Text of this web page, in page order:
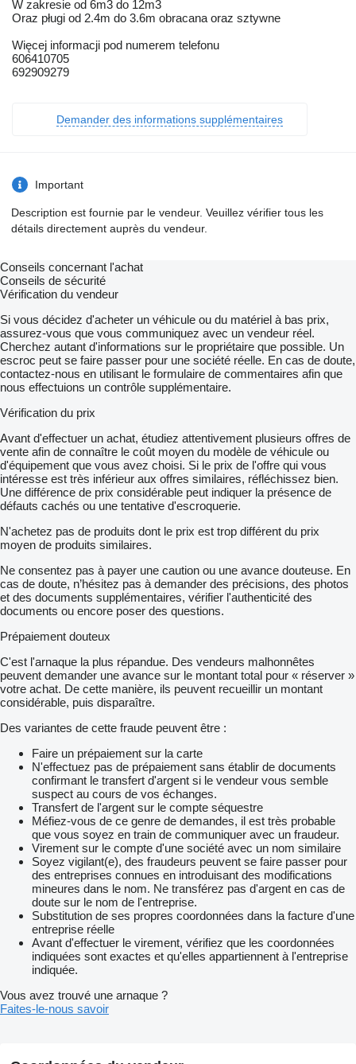
W zakresie od 6m3 do 12m3
Oraz pługi od 2.4m do 3.6m obracana oraz sztywne
Więcej informacji pod numerem telefonu
606410705
692909279
Demander des informations supplémentaires
Important
Description est fournie par le vendeur. Veuillez vérifier tous les
détails directement auprès du vendeur.
Conseils concernant l'achat
Conseils de sécurité
Vérification du vendeur
Si vous décidez d'acheter un véhicule ou du matériel à bas prix,
assurez-vous que vous communiquez avec un vendeur réel.
Cherchez autant d'informations sur le propriétaire que possible. Un
escroc peut se faire passer pour une société réelle. En cas de doute,
contactez-nous en utilisant le formulaire de commentaires afin que
nous effectuions un contrôle supplémentaire.
Vérification du prix
Avant d'effectuer un achat, étudiez attentivement plusieurs offres de
vente afin de connaître le coût moyen du modèle de véhicule ou
d'équipement que vous avez choisi. Si le prix de l'offre qui vous
intéresse est très inférieur aux offres similaires, réfléchissez bien.
Une différence de prix considérable peut indiquer la présence de
défauts cachés ou une tentative d'escroquerie.
N'achetez pas de produits dont le prix est trop différent du prix
moyen de produits similaires.
Ne consentez pas à payer une caution ou une avance douteuse. En
cas de doute, n’hésitez pas à demander des précisions, des photos
et des documents supplémentaires, vérifier l'authenticité des
documents ou encore poser des questions.
Prépaiement douteux
C'est l'arnaque la plus répandue. Des vendeurs malhonnêtes
peuvent demander une avance sur le montant total pour « réserver »
votre achat. De cette manière, ils peuvent recueillir un montant
considérable, puis disparaître.
Des variantes de cette fraude peuvent être :
Faire un prépaiement sur la carte
N'effectuez pas de prépaiement sans établir de documents
confirmant le transfert d'argent si le vendeur vous semble
suspect au cours de vos échanges.
Transfert de l'argent sur le compte séquestre
Méfiez-vous de ce genre de demandes, il est très probable
que vous soyez en train de communiquer avec un fraudeur.
Virement sur le compte d'une société avec un nom similaire
Soyez vigilant(e), des fraudeurs peuvent se faire passer pour
des entreprises connues en introduisant des modifications
mineures dans le nom. Ne transférez pas d'argent en cas de
doute sur le nom de l'entreprise.
Substitution de ses propres coordonnées dans la facture d'une
entreprise réelle
Avant d'effectuer le virement, vérifiez que les coordonnées
indiquées sont exactes et qu'elles appartiennent à l'entreprise
indiquée.
Vous avez trouvé une arnaque ?
Faites-le-nous savoir